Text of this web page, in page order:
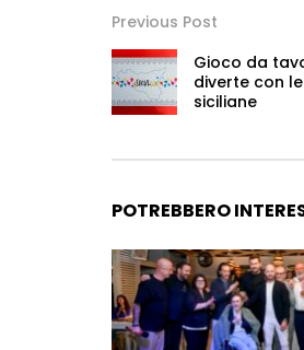
Previous Post
Gioco da
diverte con
siciliane
POTREBBERO